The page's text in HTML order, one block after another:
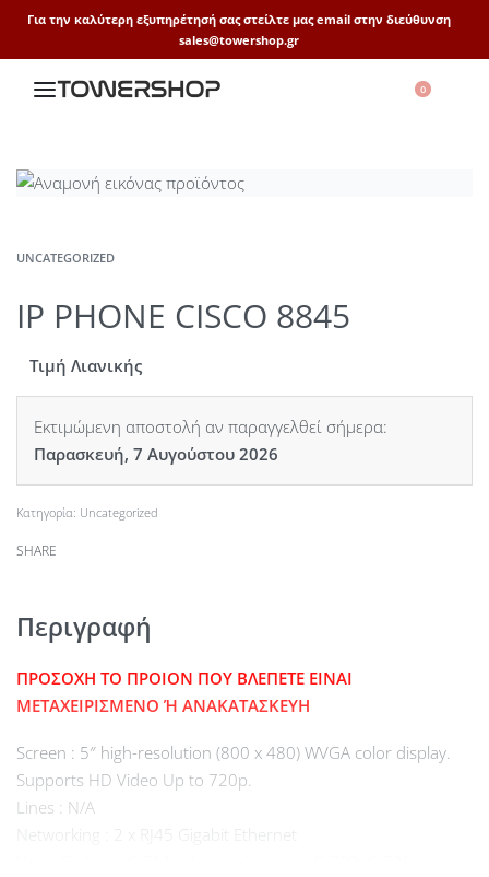
Για την καλύτερη εξυπηρέτησή σας στείλτε μας email στην διεύθυνση
sales@towershop.gr
0
UNCATEGORIZED
IP PHONE CISCO 8845
Τιμή Λιανικής
Εκτιμώμενη αποστολή αν παραγγελθεί σήμερα:
Παρασκευή, 7 Αυγούστου 2026
Κατηγορία: Uncategorized
SHARE
Περιγραφή
ΠΡΟΣΟΧΗ ΤΟ ΠΡΟΙΟΝ ΠΟΥ ΒΛΕΠΕΤΕ ΕΙΝΑΙ
ΜΕΤΑΧΕΙΡΙΣΜΕΝΟ Ή ΑΝΑΚΑΤΑΣΚΕΥΗ
Screen : 5″ high-resolution (800 x 480) WVGA color display.
Supports HD Video Up to 720p.
Lines : N/A
Networking : 2 x RJ45 Gigabit Ethernet